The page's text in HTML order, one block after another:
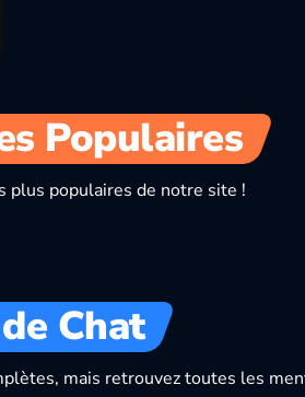
We adore cats, true. But let’s
charm… and a price tag…
Populaires
plus populaires de notre site !
Chat
mais retrouvez toutes les